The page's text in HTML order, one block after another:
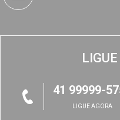
41 99999-
LIGUE AGORA